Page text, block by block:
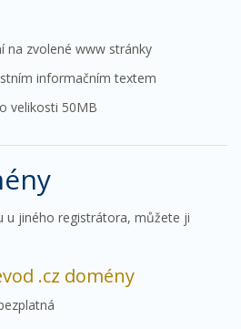
na zvolené www stránky
informačním textem
velikosti 50MB
u jiného registrátora, můžete ji
.cz domény